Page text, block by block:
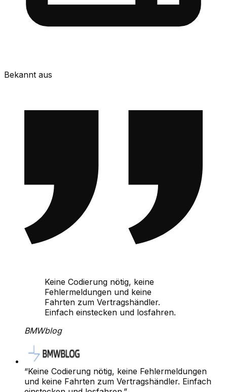
Bekannt aus
Keine Codierung nötig, keine
Fehlermeldungen und keine
Fahrten zum Vertragshändler.
Einfach einstecken und losfahren.
BMWblog
“Keine Codierung nötig, keine Fehlermeldungen
und keine Fahrten zum Vertragshändler. Einfach